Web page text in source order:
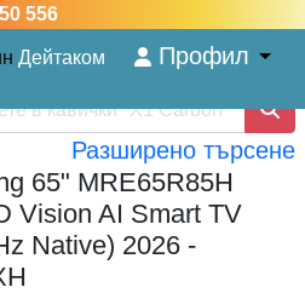
556
Дейтаком Профил
Разширено търсене
65" MRE65R85H
Vision AI Smart TV
Native) 2026 -